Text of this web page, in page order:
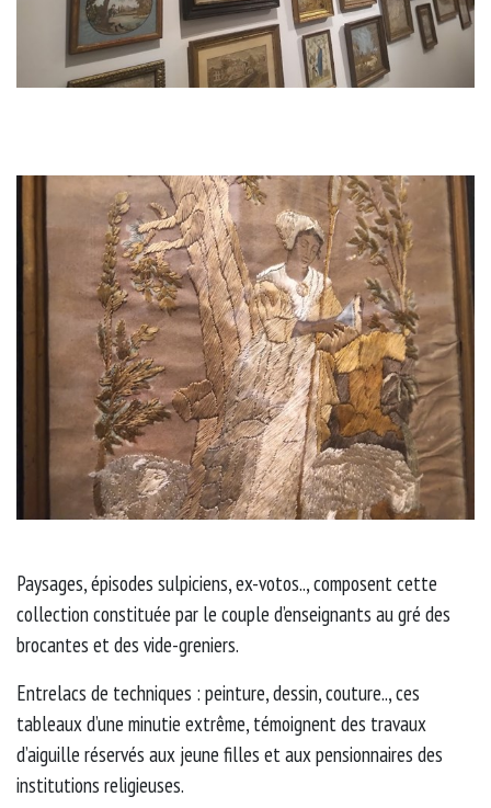
Paysages, épisodes sulpiciens, ex-votos.., composent cette
collection constituée par le couple d’enseignants au gré des
brocantes et des vide-greniers.
Entrelacs de techniques : peinture, dessin, couture.., ces
tableaux d’une minutie extrême, témoignent des travaux
d’aiguille réservés aux jeune filles et aux pensionnaires des
institutions religieuses.